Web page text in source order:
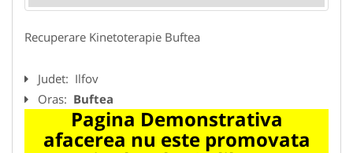
Recuperare Kinetoterapie Buftea
Judet: Ilfov
Oras: Buftea
Pagina Demonstrativa
afacerea nu este promovata